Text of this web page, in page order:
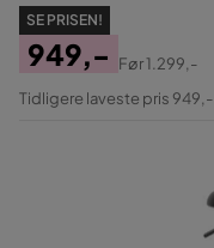
SE PRISEN!
Pris
949,-
Original
Før1.299,-
Tidligere laveste pris 949,-